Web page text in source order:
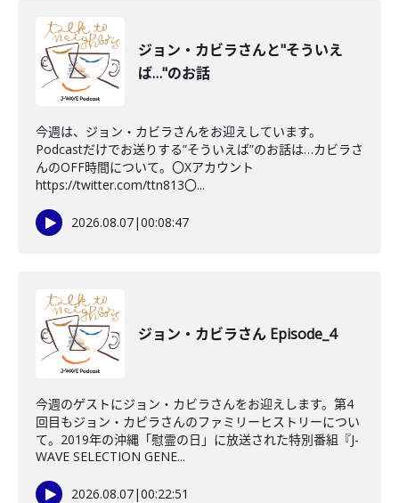
ジョン・カビラさんと"そういえ
ば…"のお話
今週は、ジョン・カビラさんをお迎えしています。
Podcastだけでお送りする”そういえば”のお話は…カビラさ
んのOFF時間について。〇Xアカウント
https://twitter.com/ttn813〇...
2026.08.07|00:08:47
ジョン・カビラさん Episode_4
今週のゲストにジョン・カビラさんをお迎えします。第4
回目もジョン・カビラさんのファミリーヒストリーについ
て。2019年の沖縄「慰霊の日」に放送された特別番組『J-
WAVE SELECTION GENE...
2026.08.07|00:22:51